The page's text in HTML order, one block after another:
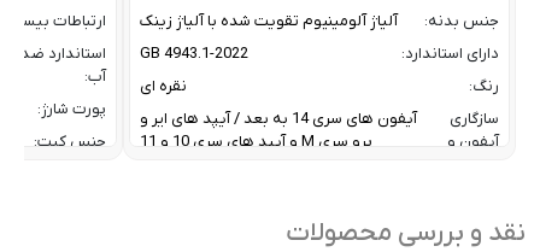
جنس بدنه:
آلیاژ آلومینیوم تقویت شده با آلیاژ زینک
دارای استاندارد:
GB 4943.1-2022
رنگ:
نقره ای
سازگاری
آیفون و
آیفون های سری 14 به بعد / آیپد های ایر و
پرو سری M و آیپد های سری 10 و 11
ظرفیت:
ارتباطات بیسیم:
استاندارد ضد
آب:
پورت شارژ:
جنس کیت:
نقد و بررسی محصولات